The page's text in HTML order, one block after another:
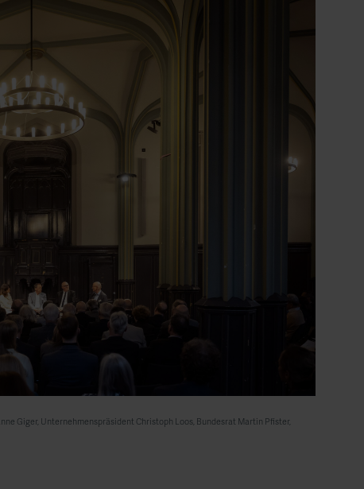
Giger, Unternehmenspräsident Christoph Loos, Bundesrat Martin Pfister,